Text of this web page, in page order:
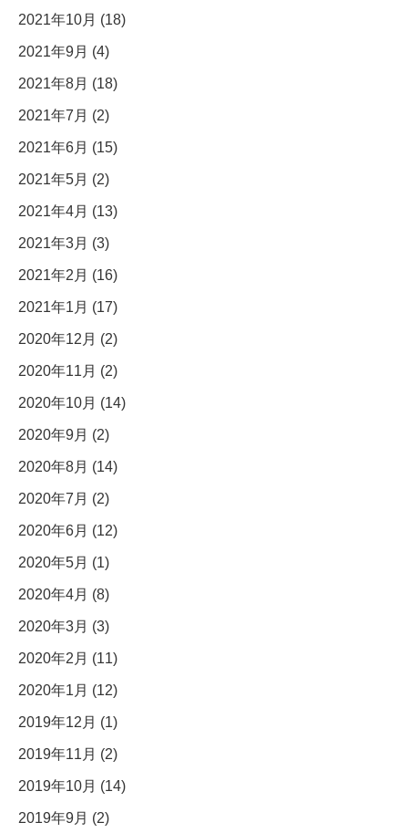
2021年10月 (18)
2021年9月 (4)
2021年8月 (18)
2021年7月 (2)
2021年6月 (15)
2021年5月 (2)
2021年4月 (13)
2021年3月 (3)
2021年2月 (16)
2021年1月 (17)
2020年12月 (2)
2020年11月 (2)
2020年10月 (14)
2020年9月 (2)
2020年8月 (14)
2020年7月 (2)
2020年6月 (12)
2020年5月 (1)
2020年4月 (8)
2020年3月 (3)
2020年2月 (11)
2020年1月 (12)
2019年12月 (1)
2019年11月 (2)
2019年10月 (14)
2019年9月 (2)